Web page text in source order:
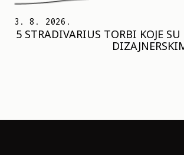
3. 8. 2026.
5 STRADIVARIUS TORBI KOJE